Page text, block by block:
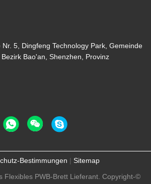
5, Dingfeng Technology Park, Gemeinde
Bao'an, Shenzhen, Provinz
Bestimmungen | Sitemap
Flexibles PWB-Brett Lieferant. Copyright-©